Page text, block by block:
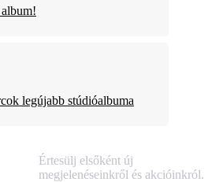
legújabb stúdióalbuma
Értesülj elsőként új
megjelenéseinkről és akcióinkról.